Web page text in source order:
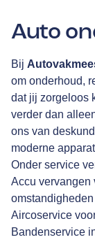
Auto
Bij
om onderhoud,
dat jij zorgeloos
verder dan
ons van
moderne
Onder service
Accu vervangen
omstandigheden
Aircoservice
Bandenservice